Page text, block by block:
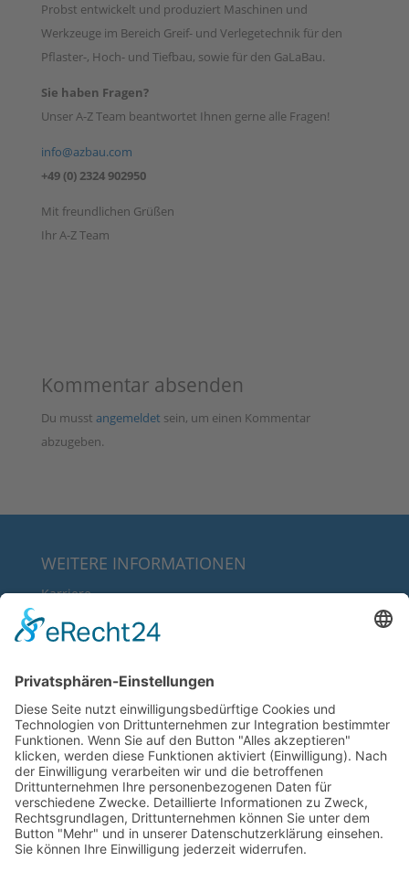
Probst entwickelt und produziert Maschinen und
Werkzeuge im Bereich Greif- und Verlegetechnik für den
Pflaster-, Hoch- und Tiefbau, sowie für den GaLaBau.
Sie haben Fragen?
Unser A-Z Team beantwortet Ihnen gerne alle Fragen!
info@azbau.com
+49 (0) 2324 902950
Mit freundlichen Grüßen
Ihr A-Z Team
Kommentar absenden
Du musst angemeldet sein, um einen Kommentar
abzugeben.
WEITERE INFORMATIONEN
Karriere
Über uns
Downloads
RECHTLICHE INFORMATIONEN
AGB’s
Datenschutz
Impressum